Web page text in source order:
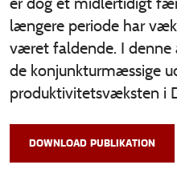
længere periode har
været faldende. I denne
de konjunkturmæssige
produktivitetsvæksten i
DOWNLOAD PUBLIKATION